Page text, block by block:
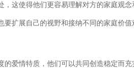
这使得他们更容易理解对方的家庭观
扩展自己的视野和接纳不同的家庭价值
爱情特质，他们可以共同创造稳定而